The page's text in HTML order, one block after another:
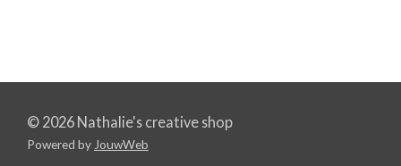
© 2026 Nathalie's creative shop
Powered by JouwWeb